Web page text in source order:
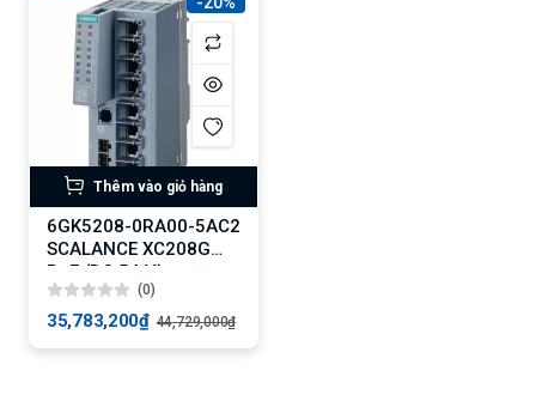
Thêm vào giỏ hàng
6GK5208-0RA00-5AC2
SCALANCE XC208G
PoE (DC 54 V)
(0)
35,783,200₫ 44,729,000₫